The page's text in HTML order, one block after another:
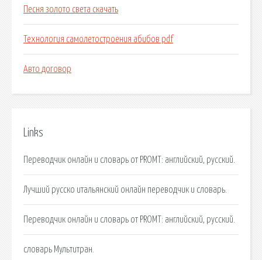
Песня золото света скачать
Технология самолетостроения абибов pdf
Авто договор
Links
Переводчик онлайн и словарь от PROMT: английский, русский.
Лучший русско итальянский онлайн переводчик и словарь.
Переводчик онлайн и словарь от PROMT: английский, русский.
словарь Мультитран.